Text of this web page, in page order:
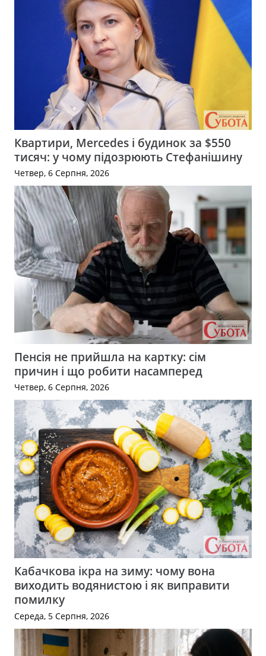
Квартири, Mercedes і будинок за $550
тисяч: у чому підозрюють Стефанішину
Четвер, 6 Серпня, 2026
Пенсія не прийшла на картку: сім
причин і що робити насамперед
Четвер, 6 Серпня, 2026
Кабачкова ікра на зиму: чому вона
виходить водянистою і як виправити
помилку
Середа, 5 Серпня, 2026